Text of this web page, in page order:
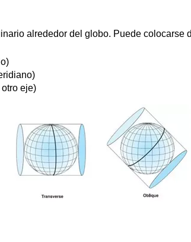
alrededor del globo. Puede colocarse
eje)